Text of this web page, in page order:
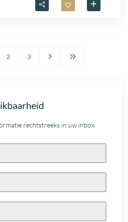
2 3
rechtstreeks in uw inbox.